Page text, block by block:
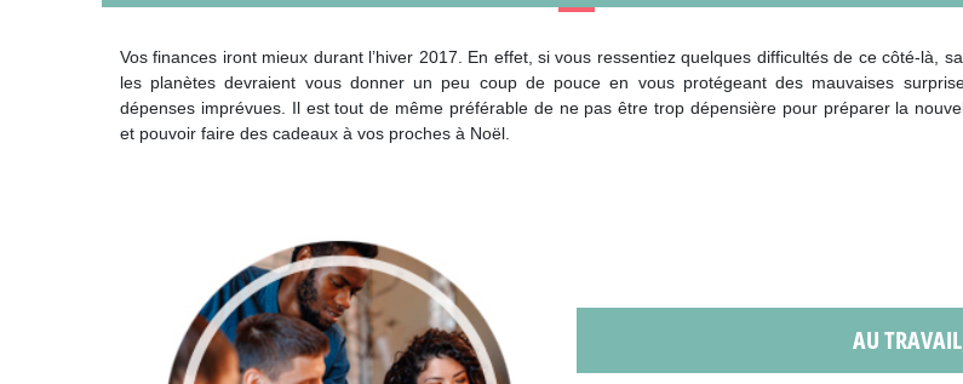
Vos finances iront mieux durant l’hiver 2017. En effet, si vous ressentiez quelques difficultés de ce côté-là,
les planètes devraient vous donner un peu coup de pouce en vous protégeant des mauvaises
dépenses imprévues. Il est tout de même préférable de ne pas être trop dépensière pour préparer la
et pouvoir faire des cadeaux à vos proches à Noël.
AU